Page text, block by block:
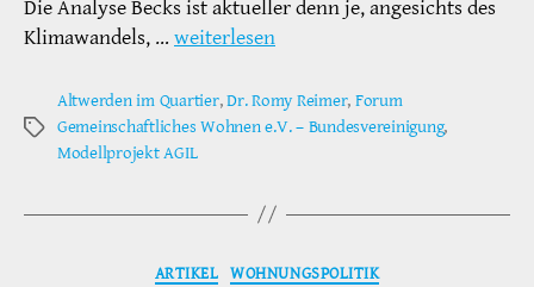
Die Analyse Becks ist aktueller denn je, angesichts des
Klimawandels, … weiterlesen
Schlagwörter
Altwerden im Quartier,Dr. Romy Reimer, Forum
Gemeinschaftliches Wohnen e.V. – Bundesvereinigung,
Modellprojekt AGIL
Kategorien
ARTIKEL WOHNUNGSPOLITIK